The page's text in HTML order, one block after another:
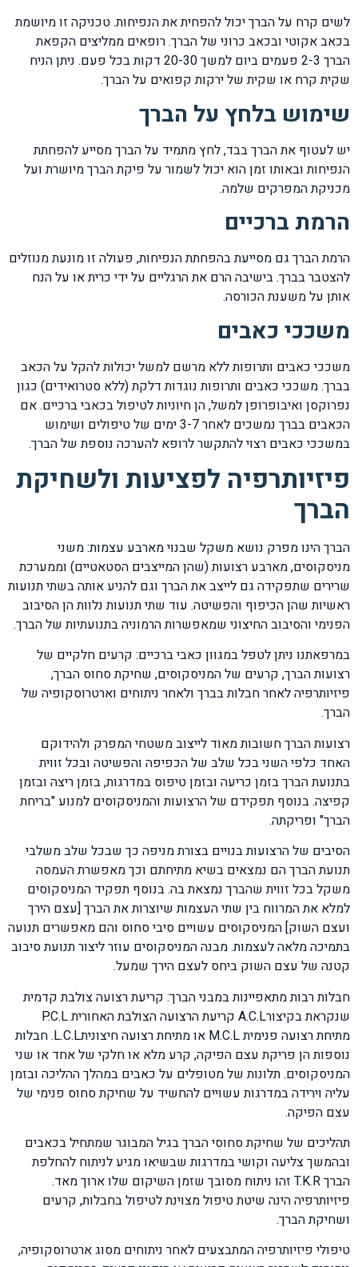
לשים קרח על הברך יכול להפחית את הנפיחות. טכניקה זו מיושמת
בכאב אקוטי ובכאב כרוני של הברך. רופאים ממליצים הקפאת
הברך 2-3 פעמים ביום למשך 20-30 דקות בכל פעם. ניתן הניח
שקית קרח או שקית של ירקות קפואים על הברך.
שימוש בלחץ על הברך
יש לעטוף את הברך בבד, לחץ מתמיד על הברך מסייע להפחתת
הנפיחות ובאותו זמן הוא יכול לשמור על פיקת הברך מיושרת ועל
מכניקת המפרקים שלמה.
הרמת ברכיים
הרמת הברך גם מסייעת בהפחתת הנפיחות, פעולה זו מונעת מנוזלים
להצטבר בברך. בישיבה הרם את הרגליים על ידי כרית או על הנח
אותן על משענת הכורסה.
משככי כאבים
משככי כאבים ותרופות ללא מרשם למשל יכולות להקל על הכאב
בברך. משככי כאבים ותרופות נוגדות דלקת (ללא סטרואידים) כגון
נפרוקסן ואיבופרופן למשל, הן חיוניות לטיפול בכאבי ברכיים. אם
הכאבים בברך נמשכים לאחר 3-7 ימים של טיפולים ושימוש
במשככי כאבים רצוי להתקשר לרופא להערכה נוספת של הברך.
פיזיותרפיה לפציעות ולשחיקת
הברך
הברך הינו מפרק נושא משקל שבנוי מארבע עצמות: משני
מניסקוסים, מארבע רצועות (שהן המייצבים הסטאטיים) וממערכת
שרירים שתפקידה גם לייצב את הברך וגם להניע אותה בשתי תנועות
ראשיות שהן הכיפוף והפשיטה. עוד שתי תנועות נלוות הן הסיבוב
הפנימי והסיבוב החיצוני שמאפשרות הרמוניה בתנועתיות של הברך.
במרפאתנו ניתן לטפל במגוון כאבי ברכיים: קרעים חלקיים של
רצועות הברך, קרעים של המניסקוסים, שחיקת סחוס הברך,
פיזיותרפיה לאחר חבלות בברך ולאחר ניתוחים וארטרוסקופיה של
הברך.
רצועות הברך חשובות מאוד לייצוב משטחי המפרק ולהידוקם
האחד כלפי השני בכל שלב של הכפיפה והפשיטה ובכל זווית
בתנועת הברך בזמן כריעה ובזמן טיפוס במדרגות, בזמן ריצה ובזמן
קפיצה. בנוסף תפקידם של הרצועות והמניסקוסים למנוע "בריחת
הברך" ופריקתה.
הסיבים של הרצועות בנויים בצורת מניפה כך שבכל שלב משלבי
תנועת הברך הם נמצאים בשיא מתיחתם וכך מאפשרת העמסה
משקל בכל זווית שהברך נמצאת בה. בנוסף תפקיד המניסקוסים
למלא את המרווח בין שתי העצמות שיוצרות את הברך [עצם הירך
ועצם השוק] המניסקוסים עשויים סיבי סחוס והם מאפשרים תנועה
בתמיכה מלאה לעצמות. מבנה המניסקוסים עוזר ליצור תנועת סיבוב
קטנה של עצם השוק ביחס לעצם הירך שמעל.
חבלות רבות מתאפיינות במבני הברך: קריעת רצועה צולבת קדמית
שנקראת בקיצורA.C.L קריעת הרצועה הצולבת האחורית P.C.L
מתיחת רצועה פנימית M.C.L או מתיחת רצועה חיצוניתL.C.L. חבלות
נוספות הן פריקת עצם הפיקה, קרע מלא או חלקי של אחד או שני
המניסקוסים. תלונות של מטופלים על כאבים במהלך ההליכה ובזמן
עליה וירידה במדרגות עשויים להחשיד על שחיקת סחוס פנימי של
עצם הפיקה.
תהליכים של שחיקת סחוסי הברך בגיל המבוגר שמתחיל בכאבים
ובהמשך צליעה וקושי במדרגות שבשיאו מגיע לניתוח להחלפת
הברך T.K.R זהו ניתוח מסובך שזמן השיקום שלו ארוך מאד.
פיזיותרפיה הינה שיטת טיפול מצוינת לטיפול בחבלות, קרעים
ושחיקת הברך.
טיפולי פיזיותרפיה המתבצעים לאחר ניתוחים מסוג ארטרוסקופיה,